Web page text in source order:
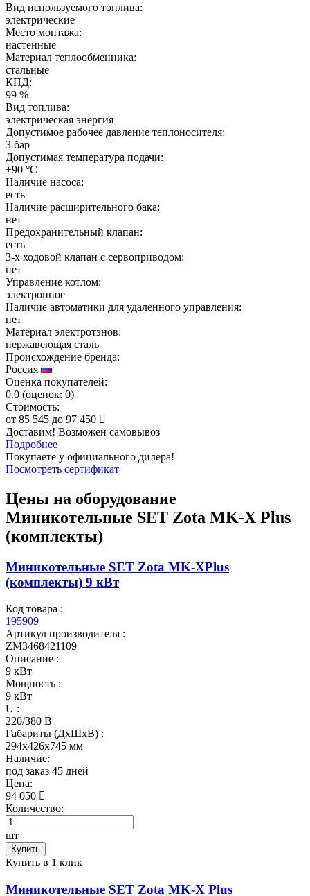
Вид используемого топлива:
электрические
Место монтажа:
настенные
Материал теплообменника:
стальные
КПД:
99 %
Вид топлива:
электрическая энергия
Допустимое рабочее давление теплоносителя:
3 бар
Допустимая температура подачи:
+90 °C
Наличие насоса:
есть
Наличие расширительного бака:
нет
Предохранительный клапан:
есть
3-х ходовой клапан с сервоприводом:
нет
Управление котлом:
электронное
Наличие автоматики для удаленного управления:
нет
Материал электротэнов:
нержавеющая сталь
Происхождение бренда:
Россия
Оценка покупателей:
0.0 (оценок: 0)
Стоимость:
от 85 545 до 97 450
Доставим! Возможен самовывоз
Подробнее
Покупаете у официального дилера!
Посмотреть сертификат
Цены на оборудование
Миникотельные SET Zota MK-X Plus
(комплекты)
Миникотельные SET Zota MK-XPlus
(комплекты) 9 кВт
Код товара :
195909
Артикул производителя :
ZM3468421109
Описание :
9 кВт
Мощность :
9 кВт
U :
220/380 В
Габариты (ДхШхВ) :
294x426x745 мм
Наличие:
под заказ 45 дней
Цена:
94 050
Количество:
шт
Купить
Купить в 1 клик
Миникотельные SET Zota MK-X Plus